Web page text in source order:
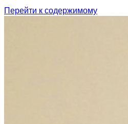
Перейти к содержимому